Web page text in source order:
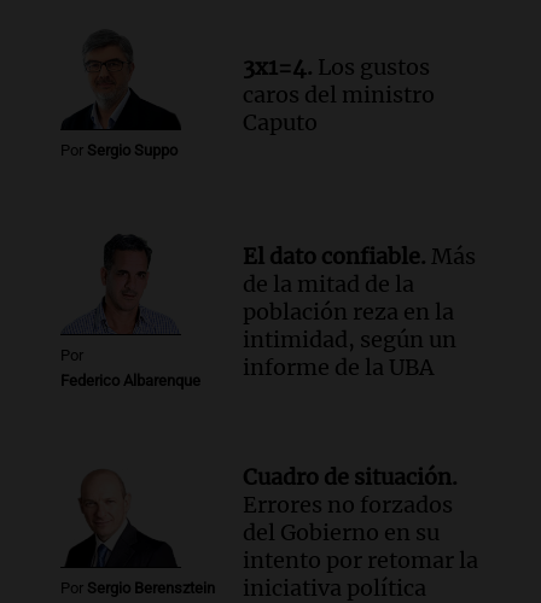
Por Sergio Suppo
3x1=4. Los gustos
caros del ministro
Caputo
Por
Federico Albarenque
El dato confiable. Más
de la mitad de la
población reza en la
intimidad, según un
informe de la UBA
Por Sergio Berensztein
Cuadro de situación.
Errores no forzados
del Gobierno en su
intento por retomar la
iniciativa política